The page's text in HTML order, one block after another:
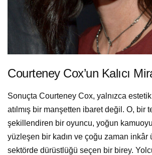
Courteney Cox’un Kalıcı
Sonuçta Courteney Cox, yalnızca
atılmış bir manşetten ibaret değil. O, bir
şekillendiren bir oyuncu, yoğun kamuoyu
yüzleşen bir kadın ve çoğu zaman inkâr
sektörde dürüstlüğü seçen bir birey.